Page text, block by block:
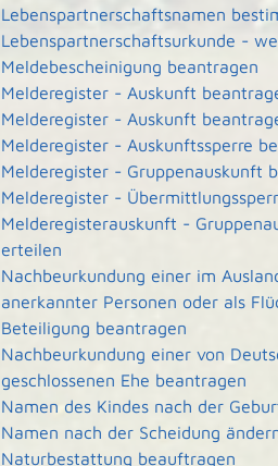
Lebenspartnerschaftsnamen
Lebenspartnerschaftsurkunde -
Meldebescheinigung beantragen
Melderegister - Auskunft
Melderegister - Auskunft
Melderegister - Auskunftssperre
Melderegister - Gruppenauskunft
Melderegister -
Melderegisterauskunft -
erteilen
Nachbeurkundung einer im
anerkannter Personen oder als
Beteiligung beantragen
Nachbeurkundung einer von
geschlossenen Ehe beantragen
Namen des Kindes nach der
Namen nach der Scheidung
Naturbestattung beauftragen